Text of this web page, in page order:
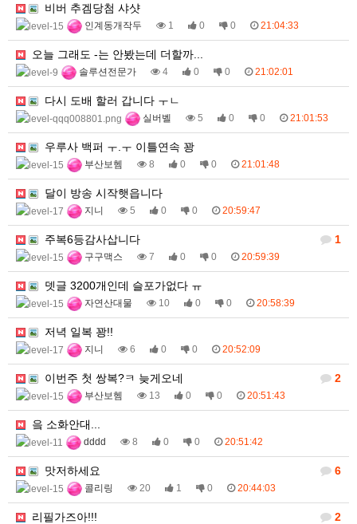
비버 추겜당첨 샤샷
인계동개작두 1 0 0 21:04:33
오늘 그래도 -는 안봤는데 더할까...
솔루션전문가 4 0 0 21:02:01
다시 도배 할러 갑니다 ㅜㄴ
실버벨 5 0 0 21:01:53
우루사 백퍼 ㅜ.ㅜ 이틀연속 꽝
부산보헴 8 0 0 21:01:48
달이 방송 시작햇읍니다
지니 5 0 0 20:59:47
1
주복6등감사삽니다
구구맥스 7 0 0 20:59:39
뎃글 3200개인데 슬포가없다 ㅠ
자연산대물 10 0 0 20:58:39
저녁 일복 꽝!!
지니 6 0 0 20:52:09
2
이번주 첫 쌍복?ㅋ 늦게오네
부산보헴 13 0 0 20:51:43
읔 소화안대...
dddd 8 0 0 20:51:42
6
맛저하세요
콜리링 20 1 0 20:44:03
2
리필가즈아!!!